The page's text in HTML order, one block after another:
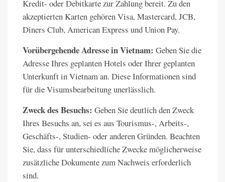
Kredit- oder Debitkarte zur Zahlung bereit. Zu den
akzeptierten Karten gehören Visa, Mastercard, JCB,
Diners Club, American Express und Union Pay.
Vorübergehende Adresse in Vietnam: Geben Sie die
Adresse Ihres geplanten Hotels oder Ihrer geplanten
Unterkunft in Vietnam an. Diese Informationen sind
für die Visumsbearbeitung unerlässlich.
Zweck des Besuchs: Geben Sie deutlich den Zweck
Ihres Besuchs an, sei es aus Tourismus-, Arbeits-,
Geschäfts-, Studien- oder anderen Gründen. Beachten
Sie, dass für unterschiedliche Zwecke möglicherweise
zusätzliche Dokumente zum Nachweis erforderlich
sind.